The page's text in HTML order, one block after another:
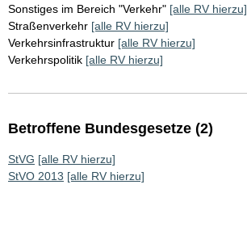
Sonstiges im Bereich "Verkehr" [alle RV hierzu]
Straßenverkehr [alle RV hierzu]
Verkehrsinfrastruktur [alle RV hierzu]
Verkehrspolitik [alle RV hierzu]
Betroffene Bundesgesetze (2)
StVG [alle RV hierzu]
StVO 2013 [alle RV hierzu]